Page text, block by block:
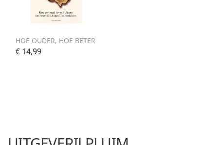
HOE OUDER, HOE BETER
€ 14,99